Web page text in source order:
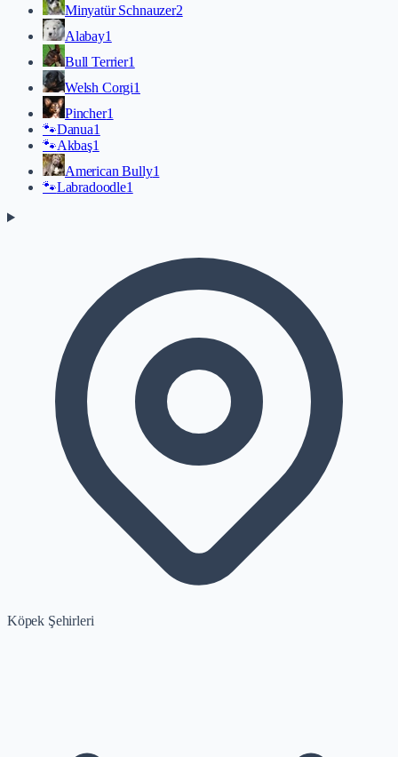
Minyatür Schnauzer2
Alabay1
Bull Terrier1
Welsh Corgi1
Pincher1
🐾Danua1
🐾Akbaş1
American Bully1
🐾Labradoodle1
Köpek Şehirleri